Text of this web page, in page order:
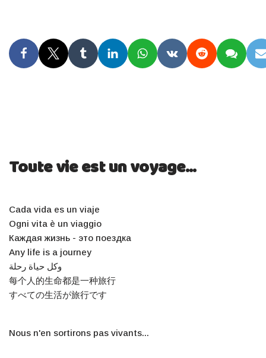
Toute vie est un voyage...
Cada vida es un viaje
Ogni vita è un viaggio
Каждая жизнь - это поездка
Any life is a journey
وكل حياة رحلة
每个人的生命都是一种旅行
すべての生活が旅行です
Nous n'en sortirons pas vivants...